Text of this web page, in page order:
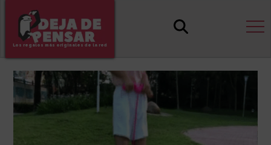
Los regalos más originales de la red